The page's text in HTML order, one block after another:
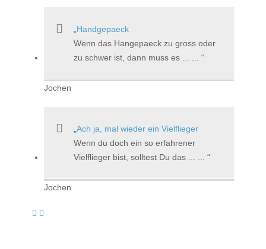
Handgepaeck
Wenn das Hangepaeck zu gross oder
zu schwer ist, dann muss es ... ...
Jochen
Ach ja, mal wieder ein Vielflieger
Wenn du doch ein so erfahrener
Vielflieger bist, solltest Du das ... ...
Jochen